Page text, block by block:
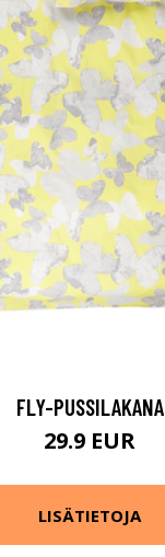
FLY-PUSSILAKANA
29.9 EUR
LISÄTIETOJA